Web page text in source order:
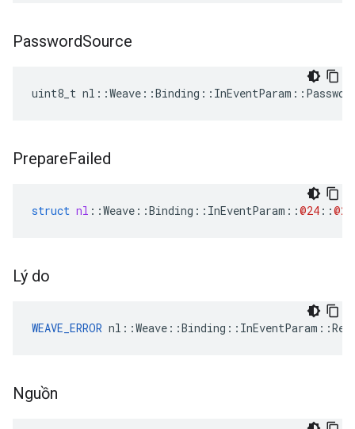
PasswordSource
uint8_t
PrepareFailed
struct nl ::Weave ::Binding :: InEventParam ::@24 ::@26
Lý do
WEAVE_ERROR
Nguồn